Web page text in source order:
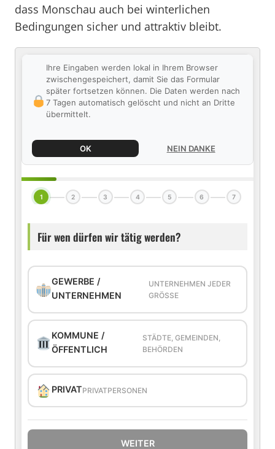
dass Monschau auch bei winterlichen
Bedingungen sicher und attraktiv bleibt.
Ihre Eingaben werden lokal in Ihrem Browser
zwischengespeichert, damit Sie das Formular
später fortsetzen können. Die Daten werden nach
7 Tagen automatisch gelöscht und nicht an Dritte
übermittelt.
OK NEIN DANKE
1 2 3 4 5 6 7
Für wen dürfen wir tätig werden?
GEWERBE /
UNTERNEHMEN
UNTERNEHMEN JEDER
GRÖSSE
KOMMUNE /
ÖFFENTLICH
STÄDTE, GEMEINDEN,
BEHÖRDEN
PRIVATPRIVATPERSONEN
WEITER